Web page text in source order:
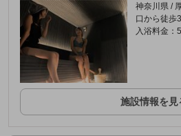
神奈川県 /
口から徒歩
入浴料金：
施設情報を見